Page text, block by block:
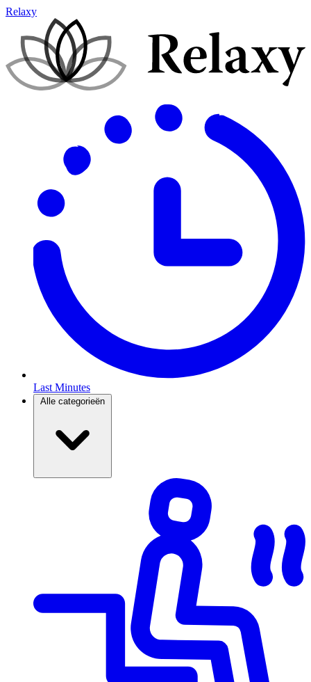
Relaxy
Last Minutes
Alle categorieën